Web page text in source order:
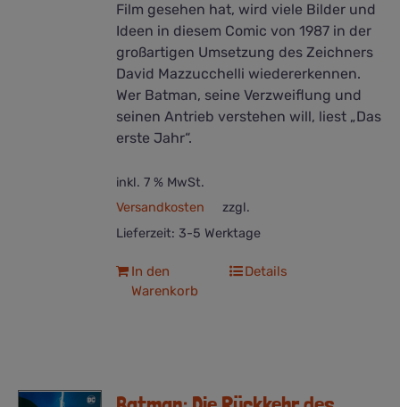
Film gesehen hat, wird viele Bilder und
Ideen in diesem Comic von 1987 in der
großartigen Umsetzung des Zeichners
David Mazzucchelli wiedererkennen.
Wer Batman, seine Verzweiflung und
seinen Antrieb verstehen will, liest „Das
erste Jahr“.
inkl. 7 % MwSt.
zzgl.
Versandkosten
Lieferzeit: 3-5 Werktage
In den
Warenkorb
Details